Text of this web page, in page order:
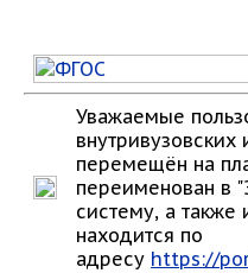
Уважаемые
перемещён на
переименован в
систему, а
находится по
адресу https://